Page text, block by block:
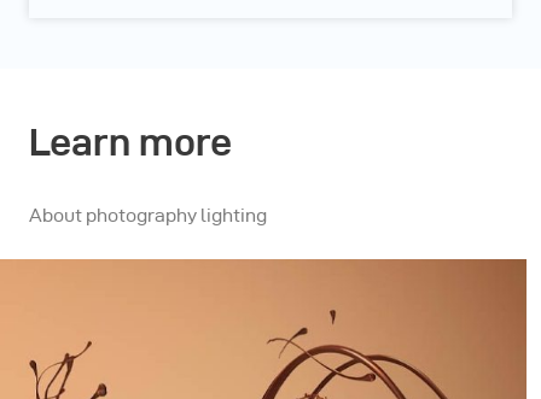
Learn more
About photography lighting